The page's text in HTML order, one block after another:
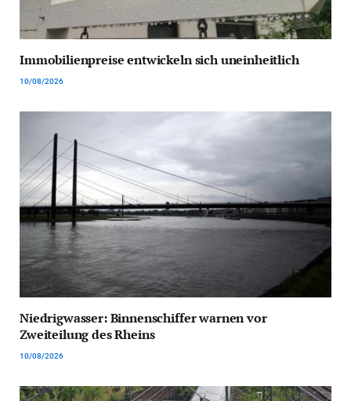
Immobilienpreise entwickeln sich uneinheitlich
10/08/2026
Niedrigwasser: Binnenschiffer warnen vor
Zweiteilung des Rheins
10/08/2026